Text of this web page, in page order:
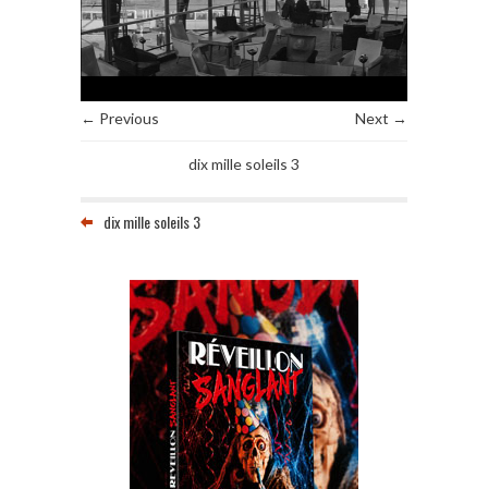
← Previous Next →
dix mille soleils 3
dix mille soleils 3